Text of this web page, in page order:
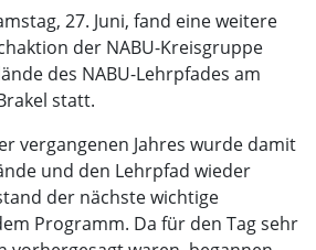
27. Juni, fand eine weitere
der NABU-Kreisgruppe
des NABU-Lehrpfades am
statt.
vergangenen Jahres wurde damit
und den Lehrpfad wieder
der nächste wichtige
Programm. Da für den Tag sehr